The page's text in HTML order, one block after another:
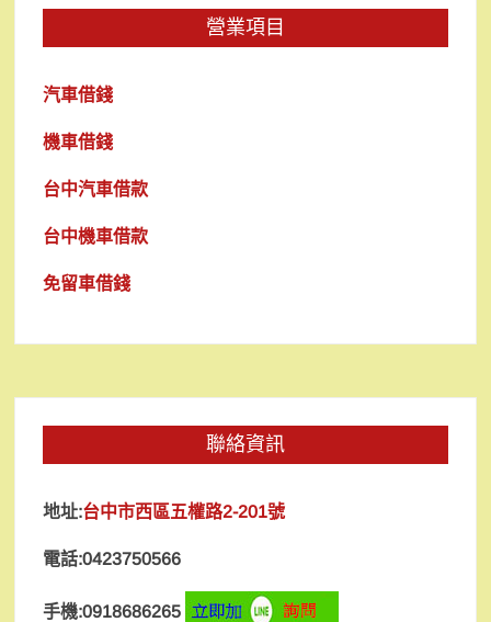
營業項目
汽車借錢
機車借錢
台中汽車借款
台中機車借款
免留車借錢
聯絡資訊
地址:台中市西區五權路2-201號
電話:0423750566
手機:0918686265